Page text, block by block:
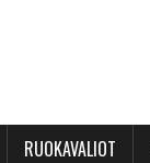
RUOKAVALIOT